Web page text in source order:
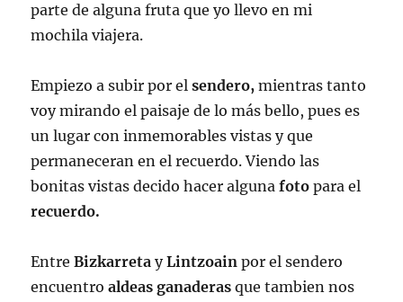
parte de alguna fruta que yo llevo en mi
mochila viajera.
Empiezo a subir por elsendero, mientras tanto
voy mirando el paisaje de lo más bello, pues es
un lugar con inmemorables vistas y que
permaneceran en el recuerdo. Viendo las
bonitas vistas decido hacer algunafoto para el
recuerdo.
EntreBizkarreta yLintzoain por el sendero
encuentroaldeas ganaderas que tambien nos